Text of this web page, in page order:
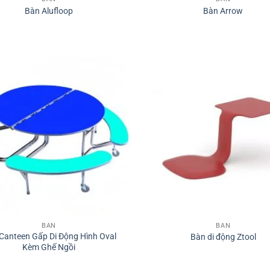
Bàn Alufloop Bàn Arrow
BÀN
Gấp Di Động Hình Oval
Kèm Ghế Ngồi
BÀN
Bàn di động Ztool